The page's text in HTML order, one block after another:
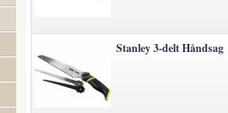
Stanley 3-delt Håndsag